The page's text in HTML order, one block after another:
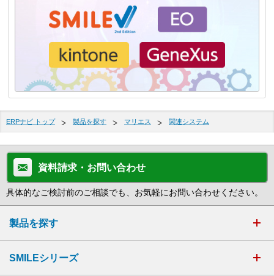
ERPナビ トップ 製品を探す マリエス 関連システム
資料請求・お問い合わせ
具体的なご検討前のご相談でも、お気軽にお問い合わせください。
製品を探す
SMILEシリーズ